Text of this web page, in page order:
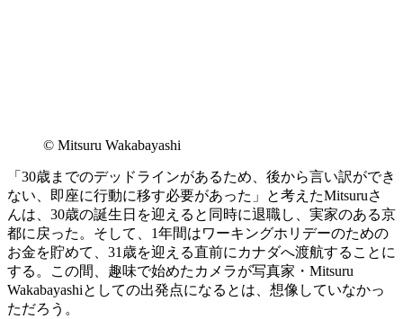
© Mitsuru Wakabayashi
「30歳までのデッドラインがあるため、後から言い訳ができ
ない、即座に行動に移す必要があった」と考えたMitsuruさ
んは、30歳の誕生日を迎えると同時に退職し、実家のある京
都に戻った。そして、1年間はワーキングホリデーのための
お金を貯めて、31歳を迎える直前にカナダへ渡航することに
する。この間、趣味で始めたカメラが写真家・Mitsuru
Wakabayashiとしての出発点になるとは、想像していなかっ
ただろう。